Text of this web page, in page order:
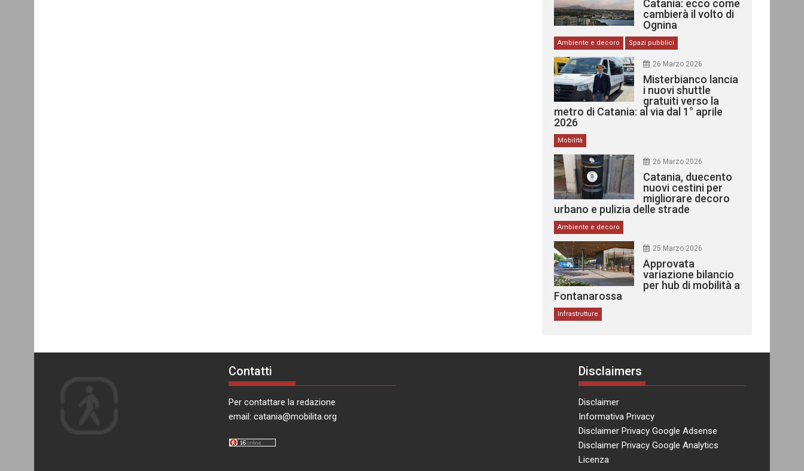
Catania: ecco come
cambierà il volto di
Ognina
Ambiente e decoro Spazi pubblici
26 Marzo 2026
Misterbianco lancia
i nuovi shuttle
gratuiti verso la
metro di Catania: al via dal 1° aprile
2026
Mobilità
26 Marzo 2026
Catania, duecento
nuovi cestini per
migliorare decoro
urbano e pulizia delle strade
Ambiente e decoro
25 Marzo 2026
Approvata
variazione bilancio
per hub di mobilità a
Fontanarossa
Infrastrutture
Contatti
Per contattare la redazione
email: catania@mobilita.org
Disclaimers
Disclaimer
Informativa Privacy
Disclaimer Privacy Google Adsense
Disclaimer Privacy Google Analytics
Licenza